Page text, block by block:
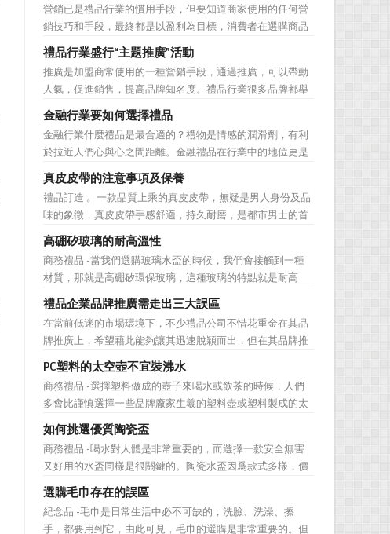
營銷已是禮品行業的慣用手段，但要知道商家使用的任何營
銷技巧和手段，最終都是以盈利為目標，消費者在選購商品
時最為關注的便是如何利用最低的費用購買到最超值的貨
品。在禮品公司使用常規的營銷方式的同時，消費者也不免
走陷入了“審美疲勞”。 編者總結了最讓消費者對禮品行
業營銷產生免疫...
禮品行業盛行“主題推廣”活動
推廣是加盟商常使用的一種營銷手段，通過推廣，可以帶動
人氣，促進銷售，提高品牌知名度。禮品行業很多品牌都舉
辦過多場推廣活動，來帶動品牌的提升，然而，隨着推廣活
動的普遍，消費者對於這種推廣已經見怪不怪了。 所
以，儘管現在許多商家打着賠本推廣、以跳樓價銷售的口號
大搞活動，但生意...
金融行業要如何選擇禮品
金融行業什麼禮品是最合適的？禮物是情感的潤滑劑，有利
於拉近人們心與心之間距離。金融禮品在行業中的地位更是
不容忽視，因為禮品即是企業形象的象徵，又是企業地位的
彰顯，同時對收禮人來說，一份禮物的永恆意義是語言難以
企及的。難怪有人曾說：再省也不能省禮物，再窮也不能窮
送禮。但是，禮品選擇...
真皮皮帶的注意事項及保養
禮品訂造 。一款品質上乘的真皮皮帶，無疑是男人身份及品
味的象徵，真皮皮帶手感舒適，持久耐磨，是都市男士的首
選。當你還在髮愁老爸生日禮物送什麼的時候，一款真皮皮
帶就是非常不錯的選擇。但是真皮皮帶如果疏於保養，也會
黯然失色，出現裂痕和破損的痕跡，今天小編就爲大家分享
真皮皮帶的注意事項...
高硼矽玻璃的耐高溫性
商務禮品 -當我們選購玻璃水盃的時候，我們會接觸到一種
材質，那就是高硼矽環保玻璃，這種玻璃的特點就是耐高
溫，那麼這個耐高溫的溫度限製和準確的含義是什麼呢?禮品
紅的小編給大家總結如下。 耐熱玻璃【Heat-resistant
glass】是指含有耐熱性強的硼酸﹑矽酸成分,能夠...
禮品企業品牌推廣需走出三大誤區
在當前低迷的市場環境下，不少禮品公司不惜花重金在其品
牌推廣上，希望藉此能夠讓其迅速脫穎而出，但在其品牌推
廣的營銷管理思路上，也有許多禮品企業走入了幾大誤區而
無法自拔，這其中，最為常見的誤區有： 誤區一：不清
楚品牌到底在表達什麼 很多禮品企業在推廣品牌之前，
不知道到...
PC塑料的太空壺不宜裝沸水
商務禮品 -選擇塑料做成的壺子來喝水或飲茶的時候，人們
多會比謹慎選擇一些品牌廠家生羲的塑料壺或塑料製成的太
空壺。塑料壺基本分爲PP和PC兩種材質，那用哪種材質的塑
料壺才安全? PP材質的耐熱性和穩定性好，但耐磨性比
PC差一些。而PC製品比PP製品更美觀，但不耐熱，且部分
PC...
如何挑選優質陶瓷盃
商務禮品 -喝水對人體是非常重要的，而選擇一款安全無害
又好用的水盃同樣是很關鍵的。陶瓷水盃因爲款式多樣，價
格實惠等優勢受到消費者歡迎。陶瓷看起來很乾淨，而且很
有質感。如何挑選優質陶瓷盃?很多人想必都不是很了解。今
天，禮品紅小編給大家分享一些陶瓷盃選購需要注意的問
選購毛巾存在的誤區
紀念品 -毛巾是日常生活中必不可缺的，洗臉、洗澡、擦
手，都要用到它，由此可見，毛巾的選購是非常重要的。但